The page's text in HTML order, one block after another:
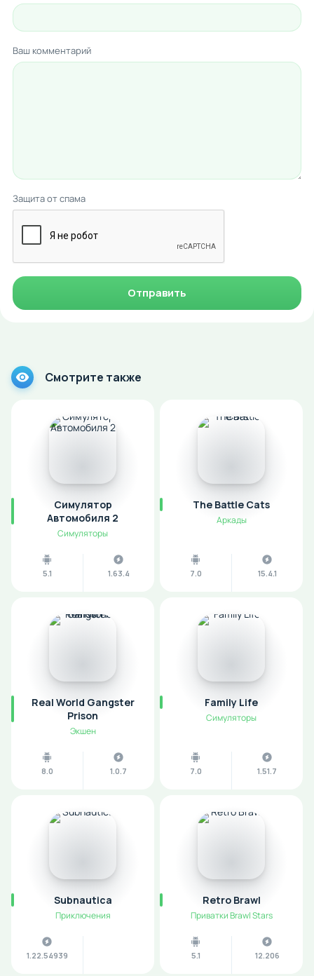
Ваш комментарий
Защита от спама
Отправить
Смотрите также
Симулятор
Автомобиля 2
Симуляторы
5.1 1.63.4
The Battle Cats
Аркады
7.0 15.4.1
Real World Gangster
Prison
Экшен
8.0 1.0.7
Family Life
Симуляторы
7.0 1.51.7
Subnautica
Приключения
1.22.54939
Retro Brawl
Приватки Brawl Stars
5.1 12.206